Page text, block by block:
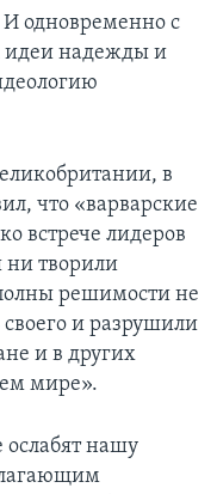
одновременно с
идеи надежды и
в
что «варварские
встрече лидеров
ни творили
решимости не
и разрушили
и в других
мире».
нашу